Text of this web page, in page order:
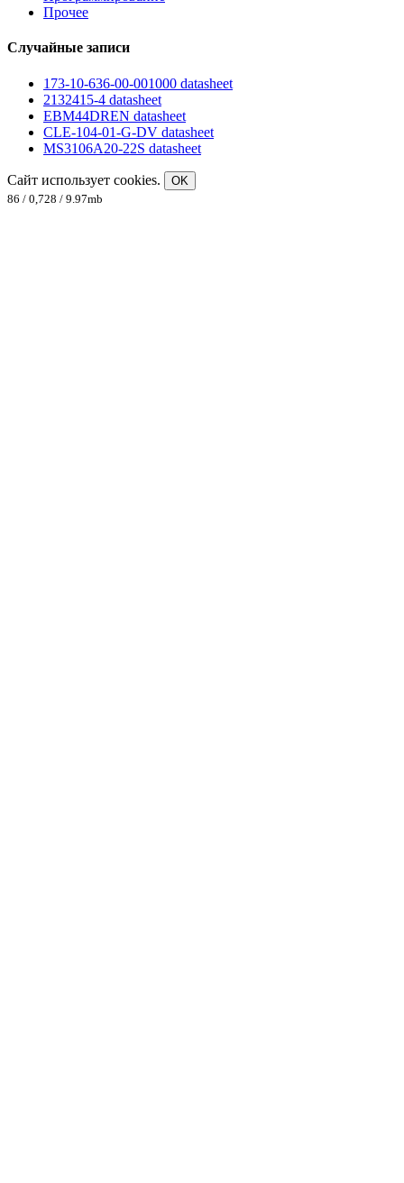
Прочее
Случайные записи
173-10-636-00-001000 datasheet
2132415-4 datasheet
EBM44DREN datasheet
CLE-104-01-G-DV datasheet
MS3106A20-22S datasheet
Сайт использует cookies.
OK
86 / 0,728 / 9.97mb